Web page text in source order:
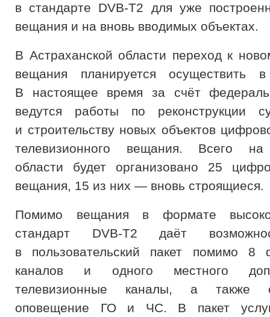
в стандарте DVB-T2 для уже
вещания и на вновь вводимых объектах.
В Астраханской области переход к
вещания планируется осуществить
В настоящее время за счёт
ведутся работы по реконструкции
и строительству новых объектов
телевизионного вещания. Всего на
области будет организовано 25
вещания, 15 из них — вновь строящиеся.
Помимо вещания в формате
стандарт DVB-T2 даёт
в пользовательский пакет помимо 8
каналов и одного местного
телевизионные каналы, а также
оповещение ГО и ЧС. В пакет